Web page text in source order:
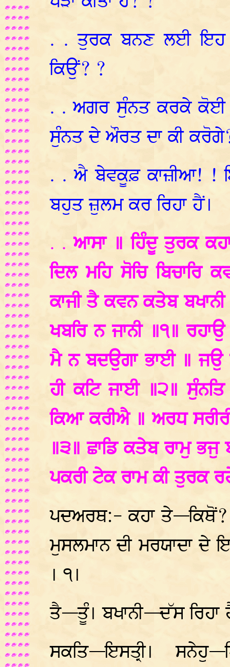
. . ਤੁਰਕ ਬਨਣ ਲਈ ਇਹ
ਕਿਉਂ? ?
. . ਅਗਰ ਸੁੰਨਤ ਕਰਕੇ ਕੋਈ
ਸੁੰਨਤ ਦੇ ਔਰਤ ਦਾ ਕੀ
. . ਐ ਬੇਵਕੂਫ਼ ਕਾਜ਼ੀਆ! !
ਬਹੁਤ ਜ਼ੁਲਮ ਕਰ ਰਿਹਾ ਹੈਂ।
. .ਆਸਾ ॥ ਹਿੰਦੂ ਤੁਰਕ
ਦਿਲ ਮਹਿ ਸੋਚਿ ਬਿਚਾਰਿ
ਕਾਜੀ ਤੈ ਕਵਨ ਕਤੇਬ
ਖਬਰਿ ਨ ਜਾਨੀ ॥੧॥
ਮੈ ਨ ਬਦਉਗਾ ਭਾਈ ॥
ਹੀ ਕਟਿ ਜਾਈ ॥੨॥
ਕਿਆ ਕਰੀਐ ॥ ਅਰਧ
॥੩॥ ਛਾਡਿ ਕਤੇਬ ਰਾਮੁ
ਪਕਰੀ ਟੇਕ ਰਾਮ ਕੀ ਤੁਰਕ
ਪਦਅਰਥ:- ਕਹਾ ਤੇ—ਕਿਥੋਂ?
ਮੁਸਲਮਾਨ ਦੀ ਮਰਯਾਦਾ
। ੧।
ਤੈ—ਤੂੰ। ਬਖਾਨੀ—ਦੱਸ ਰਿਹਾ
ਸਕਤਿ—ਇਸਤ੍ਰੀ।